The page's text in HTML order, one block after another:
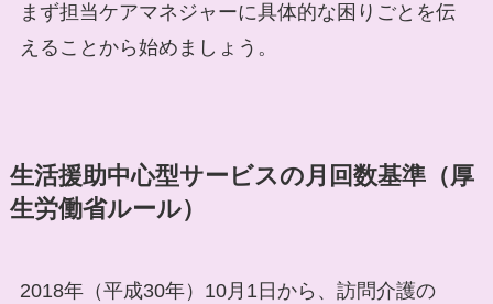
まず担当ケアマネジャーに具体的な困りごとを伝
えることから始めましょう。
生活援助中心型サービスの月回数基準（厚
生労働省ルール）
2018年（平成30年）10月1日から、訪問介護の